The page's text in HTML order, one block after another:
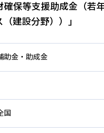
保等支援助成金（若
建設分野））」
助金・助成金
国